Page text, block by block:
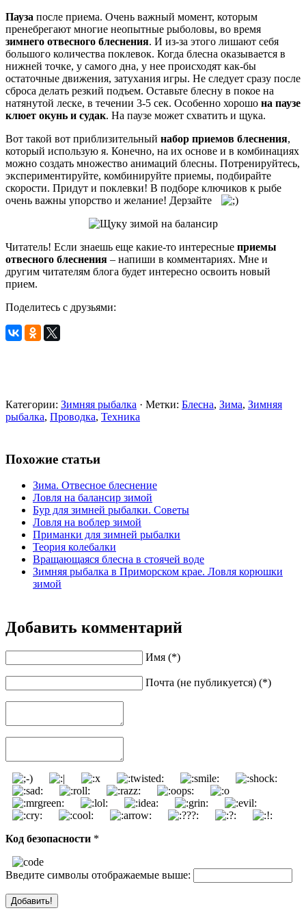
Пауза после приема. Очень важный момент, которым
пренебрегают многие неопытные рыболовы, во время
зимнего отвесного блеснения. И из-за этого лишают себя
большого количества поклевок. Когда блесна оказывается в
нижней точке, у самого дна, у нее происходят как-бы
остаточные движения, затухания игры. Не следует сразу после
сброса делать резкий подъем. Оставьте блесну в покое на
натянутой леске, в течении 3-5 сек. Особенно хорошо на паузе
клюет окунь и судак. На паузе может схватить и щука.
Вот такой вот приблизительный набор приемов блеснения,
который использую я. Конечно, на их основе и в комбинациях
можно создать множество анимаций блесны. Потренируйтесь,
экспериментируйте, комбинируйте приемы, подбирайте
скорости. Придут и поклевки! В подборе ключиков к рыбе
очень важны упорство и желание! Дерзайте
Читатель! Если знаешь еще какие-то интересные приемы
отвесного блеснения – напиши в комментариях. Мне и
другим читателям блога будет интересно освоить новый
прием.
Поделитесь с друзьями:
Категории: Зимняя рыбалка · Метки: Блесна, Зима, Зимняя
рыбалка, Проводка, Техника
Похожие статьи
Зима. Отвесное блеснение
Ловля на балансир зимой
Бур для зимней рыбалки. Советы
Ловля на воблер зимой
Приманки для зимней рыбалки
Теория колебалки
Вращающаяся блесна в стоячей воде
Зимняя рыбалка в Приморском крае. Ловля корюшки
зимой
Добавить комментарий
Имя (*)
Почта (не публикуется) (*)
Код безопасности *
Введите символы отображаемые выше: